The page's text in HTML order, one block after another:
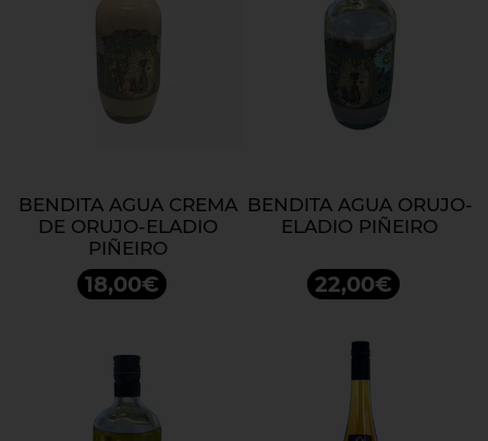
BENDITA AGUA CREMA
DE ORUJO-ELADIO
PIÑEIRO
18,00€
BENDITA AGUA ORUJO-
ELADIO PIÑEIRO
22,00€